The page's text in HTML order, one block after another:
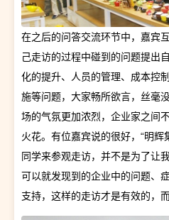
在之后的问答交流环节中，嘉宾
己走访的过程中碰到的问题提出
化的提升、人员的管理、成本控
施等问题，大家畅所欲言，丝毫
场的气氛更加浓烈，企业家之间
火花。有位嘉宾说的很好，“明
同学来参观走访，并不是为了让
可以就发现到的企业中的问题、
支持，这样的走访才是有效的，